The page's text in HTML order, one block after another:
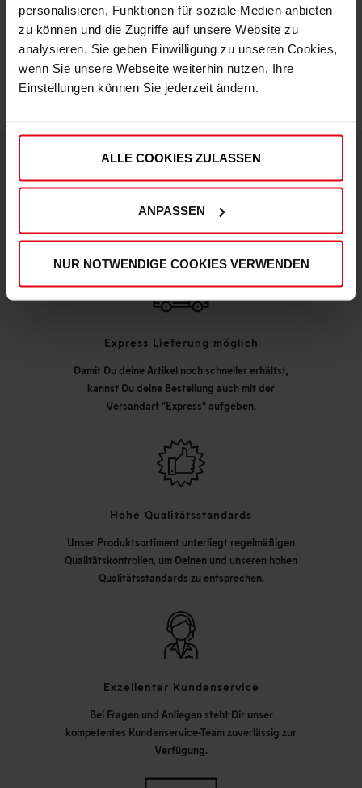
personalisieren, Funktionen für soziale Medien anbieten
zu können und die Zugriffe auf unsere Website zu
analysieren. Sie geben Einwilligung zu unseren Cookies,
wenn Sie unsere Webseite weiterhin nutzen. Ihre
Einstellungen können Sie jederzeit ändern.
ALLE COOKIES ZULASSEN
ANPASSEN
NUR NOTWENDIGE COOKIES VERWENDEN
IN DEN WARENKORB
DEINE VORTEILE IN UNSEREM SHOP
Express Lieferung möglich
Damit Du deine Artikel noch schneller erhältst,
kannst Du deine Bestellung auch mit der
Versandart "Express" aufgeben.
Hohe Qualitätsstandards
Unser Produktsortiment unterliegt regelmäßigen
Qualitätskontrollen, um Deinen und unseren hohen
Qualitätsstandards zu entsprechen.
Exzellenter Kundenservice
Bei Fragen und Anliegen steht Dir unser
kompetentes Kundenservice-Team zuverlässig zur
Verfügung.